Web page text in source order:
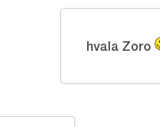
hvala Zoro